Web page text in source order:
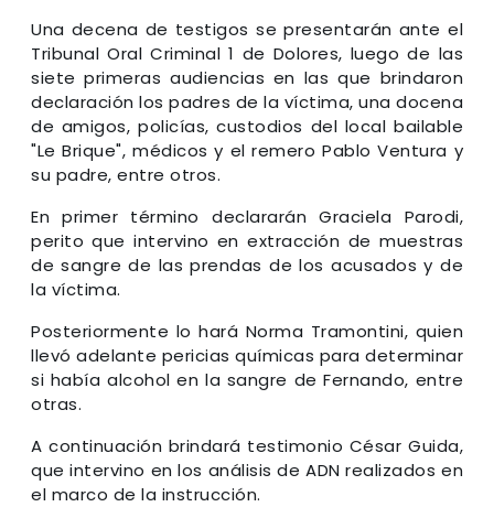
Una decena de testigos se presentarán ante el
Tribunal Oral Criminal 1 de Dolores, luego de las
siete primeras audiencias en las que brindaron
declaración los padres de la víctima, una docena
de amigos, policías, custodios del local bailable
"Le Brique", médicos y el remero Pablo Ventura y
su padre, entre otros.
En primer término declararán Graciela Parodi,
perito que intervino en extracción de muestras
de sangre de las prendas de los acusados y de
la víctima.
Posteriormente lo hará Norma Tramontini, quien
llevó adelante pericias químicas para determinar
si había alcohol en la sangre de Fernando, entre
otras.
A continuación brindará testimonio César Guida,
que intervino en los análisis de ADN realizados en
el marco de la instrucción.